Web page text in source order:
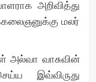
அறிவித்து
மலர்
அல்வா வாசுவின்
இவ்விருது